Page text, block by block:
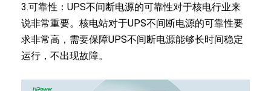
3.可靠性：UPS不间断电源的可靠性对于核电行业来
说非常重要。核电站对于UPS不间断电源的可靠性要
求非常高，需要保障UPS不间断电源能够长时间稳定
运行，不出现故障。